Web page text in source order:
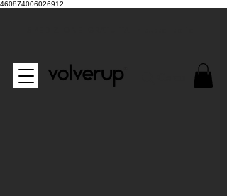
460874006026912